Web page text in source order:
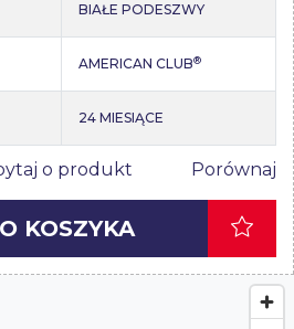
BIAŁE PODESZWY
AMERICAN CLUB®
24 MIESIĄCE
o produkt Porównaj
KOSZYKA